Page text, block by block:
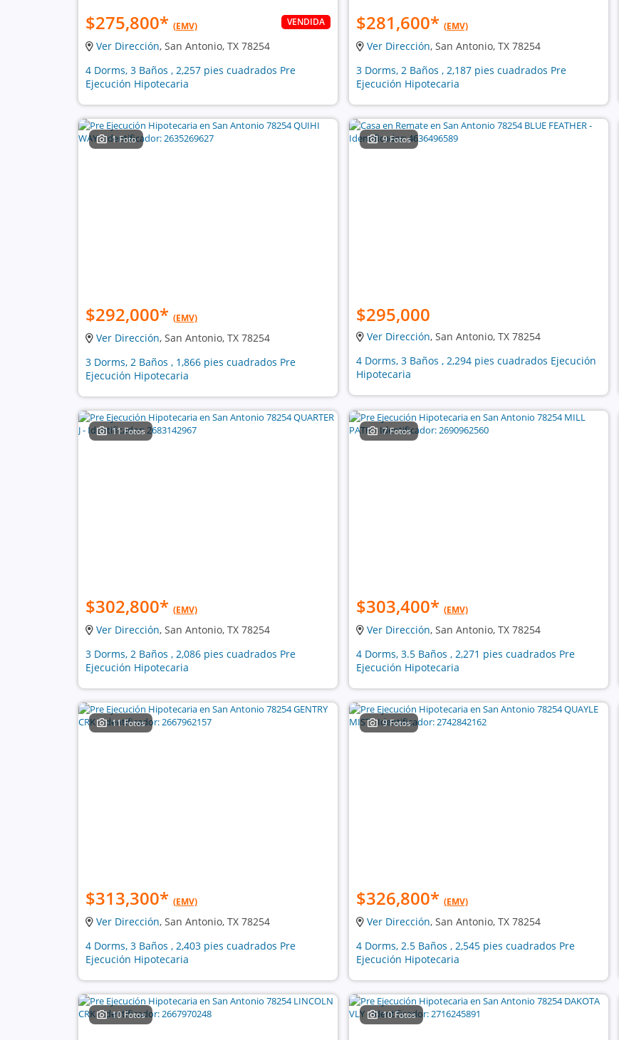
$275,800* (EMV) VENDIDA
Ver Dirección, San Antonio, TX 78254
4 Dorms, 3 Baños , 2,257 pies cuadrados Pre
Ejecución Hipotecaria
$281,600* (EMV)
Ver Dirección, San Antonio, TX 78254
3 Dorms, 2 Baños , 2,187 pies cuadrados Pre
Ejecución Hipotecaria
1 Foto
$292,000* (EMV)
Ver Dirección, San Antonio, TX 78254
3 Dorms, 2 Baños , 1,866 pies cuadrados Pre
Ejecución Hipotecaria
9 Fotos
$295,000
Ver Dirección, San Antonio, TX 78254
4 Dorms, 3 Baños , 2,294 pies cuadrados Ejecución
Hipotecaria
11 Fotos
$302,800* (EMV)
Ver Dirección, San Antonio, TX 78254
3 Dorms, 2 Baños , 2,086 pies cuadrados Pre
Ejecución Hipotecaria
7 Fotos
$303,400* (EMV)
Ver Dirección, San Antonio, TX 78254
4 Dorms, 3.5 Baños , 2,271 pies cuadrados Pre
Ejecución Hipotecaria
11 Fotos
$313,300* (EMV)
Ver Dirección, San Antonio, TX 78254
4 Dorms, 3 Baños , 2,403 pies cuadrados Pre
Ejecución Hipotecaria
9 Fotos
$326,800* (EMV)
Ver Dirección, San Antonio, TX 78254
4 Dorms, 2.5 Baños , 2,545 pies cuadrados Pre
Ejecución Hipotecaria
10 Fotos 10 Fotos